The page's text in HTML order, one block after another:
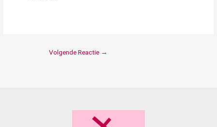
Volgende Reactie →